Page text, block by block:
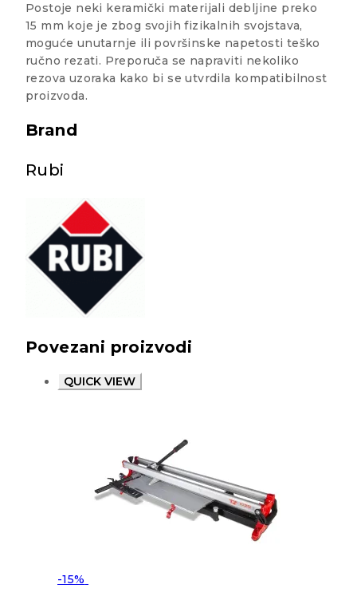
Postoje neki keramički materijali debljine preko
15 mm koje je zbog svojih fizikalnih svojstava,
moguće unutarnje ili površinske napetosti teško
ručno rezati. Preporuča se napraviti nekoliko
rezova uzoraka kako bi se utvrdila kompatibilnost
proizvoda.
Brand
Rubi
Povezani proizvodi
QUICK VIEW
-15%